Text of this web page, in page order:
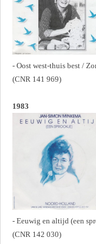
- Oost west-thuis best /
(CNR 141 969)
1983
- Eeuwig en altijd (een
(CNR 142 030)